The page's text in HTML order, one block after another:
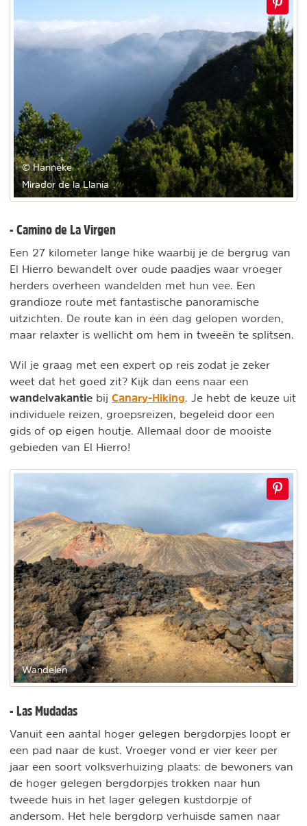
© Hanneke
Mirador de la Llanía
- Camino de La Virgen
Een 27 kilometer lange hike waarbij je de bergrug van
El Hierro bewandelt over oude paadjes waar vroeger
herders overheen wandelden met hun vee. Een
grandioze route met fantastische panoramische
uitzichten. De route kan in één dag gelopen worden,
maar relaxter is wellicht om hem in tweeën te splitsen.
Wil je graag met een expert op reis zodat je zeker
weet dat het goed zit? Kijk dan eens naar een
wandelvakantie bij Canary-Hiking. Je hebt de keuze uit
individuele reizen, groepsreizen, begeleid door een
gids of op eigen houtje. Allemaal door de mooiste
gebieden van El Hierro!
Wandelen
- Las Mudadas
Vanuit een aantal hoger gelegen bergdorpjes loopt er
een pad naar de kust. Vroeger vond er vier keer per
jaar een soort volksverhuizing plaats: de bewoners van
de hoger gelegen bergdorpjes trokken naar hun
tweede huis in het lager gelegen kustdorpje of
andersom. Het hele bergdorp verhuisde samen naar